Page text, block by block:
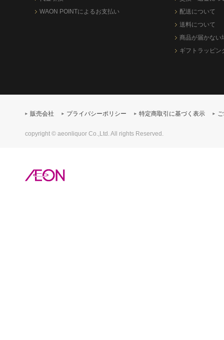
WAON POINTによるお支払い
配送について
送料について
商品が届かない
ギフトラッピン
販売会社 プライバシーポリシー 特定商取引に基づく表示
copyright © aeonliquor Co.,Ltd. All rights Reserved.